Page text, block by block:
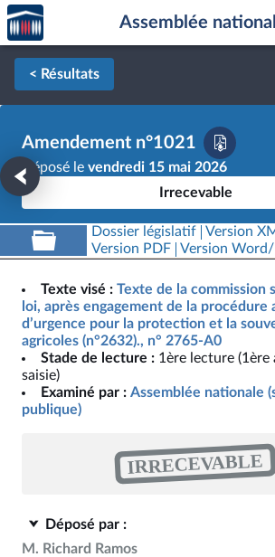
Aller au contenu
Aller en bas de la page
Accèder
à la
page
d'accueil
Assemblée
< Résultats
Amendement n°1021
Déposé le vendredi 15 mai 2026
Irrecevable
Dossier législatif Version
Version PDF
Version
Texte visé : Texte de la commission
loi, après engagement de la procédure
d’urgence pour la protection et la
agricoles (n°2632)., n° 2765-A0
Stade de lecture : 1ère lecture (1ère
saisie)
Examiné par : Assemblée nationale
publique)
IRRECEVABLE
Déposé par :
M. Richard Ramos